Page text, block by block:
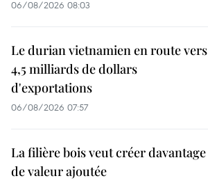
06/08/2026 08:03
Le durian vietnamien en route vers
4,5 milliards de dollars
d'exportations
06/08/2026 07:57
La filière bois veut créer davantage
de valeur ajoutée